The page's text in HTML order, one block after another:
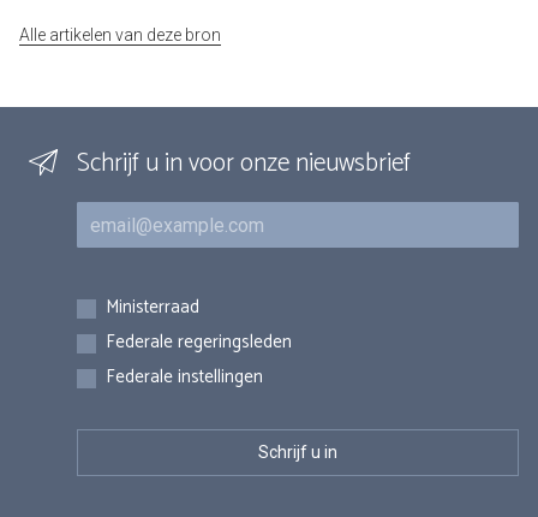
Alle artikelen van deze bron
Schrijf u in voor onze nieuwsbrief
E-mail
Inschrijvingen
Ministerraad
Federale regeringsleden
Federale instellingen